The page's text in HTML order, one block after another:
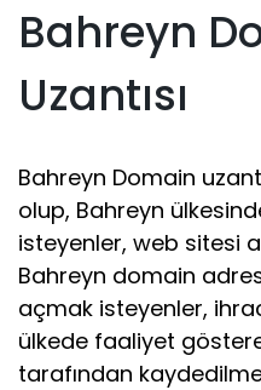
Bahreyn
Uzantısı
Bahreyn Domain
olup, Bahreyn
isteyenler, web sitesi
Bahreyn domain
açmak isteyenler,
ülkede faaliyet
tarafından